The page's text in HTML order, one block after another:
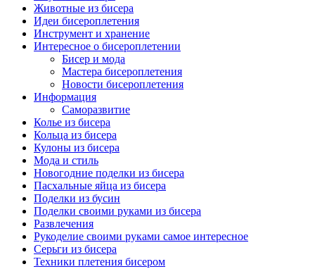
Животные из бисера
Идеи бисероплетения
Инструмент и хранение
Интересное о бисероплетении
Бисер и мода
Мастера бисероплетения
Новости бисероплетения
Информация
Саморазвитие
Колье из бисера
Кольца из бисера
Кулоны из бисера
Мода и стиль
Новогодние поделки из бисера
Пасхальные яйца из бисера
Поделки из бусин
Поделки своими руками из бисера
Развлечения
Рукоделие своими руками самое интересное
Серьги из бисера
Техники плетения бисером